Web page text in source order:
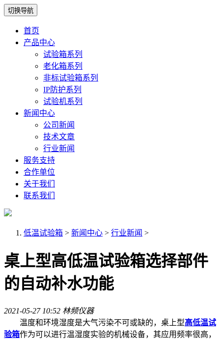
切换导航
首页
产品中心
试验箱系列
老化箱系列
非标试验箱系列
IP防护系列
试验机系列
新闻中心
公司新闻
技术文章
行业新闻
服务支持
合作单位
关于我们
联系我们
低温试验箱 > 新闻中心 > 行业新闻 >
桌上型高低温试验箱选择部件
的自动补水功能
2021-05-27 10:52 林频仪器
温度和环境湿度是大气污染不可或缺的，桌上型高低温试
验箱作为可以进行温湿度实验的机械设备，其应用频率很高，